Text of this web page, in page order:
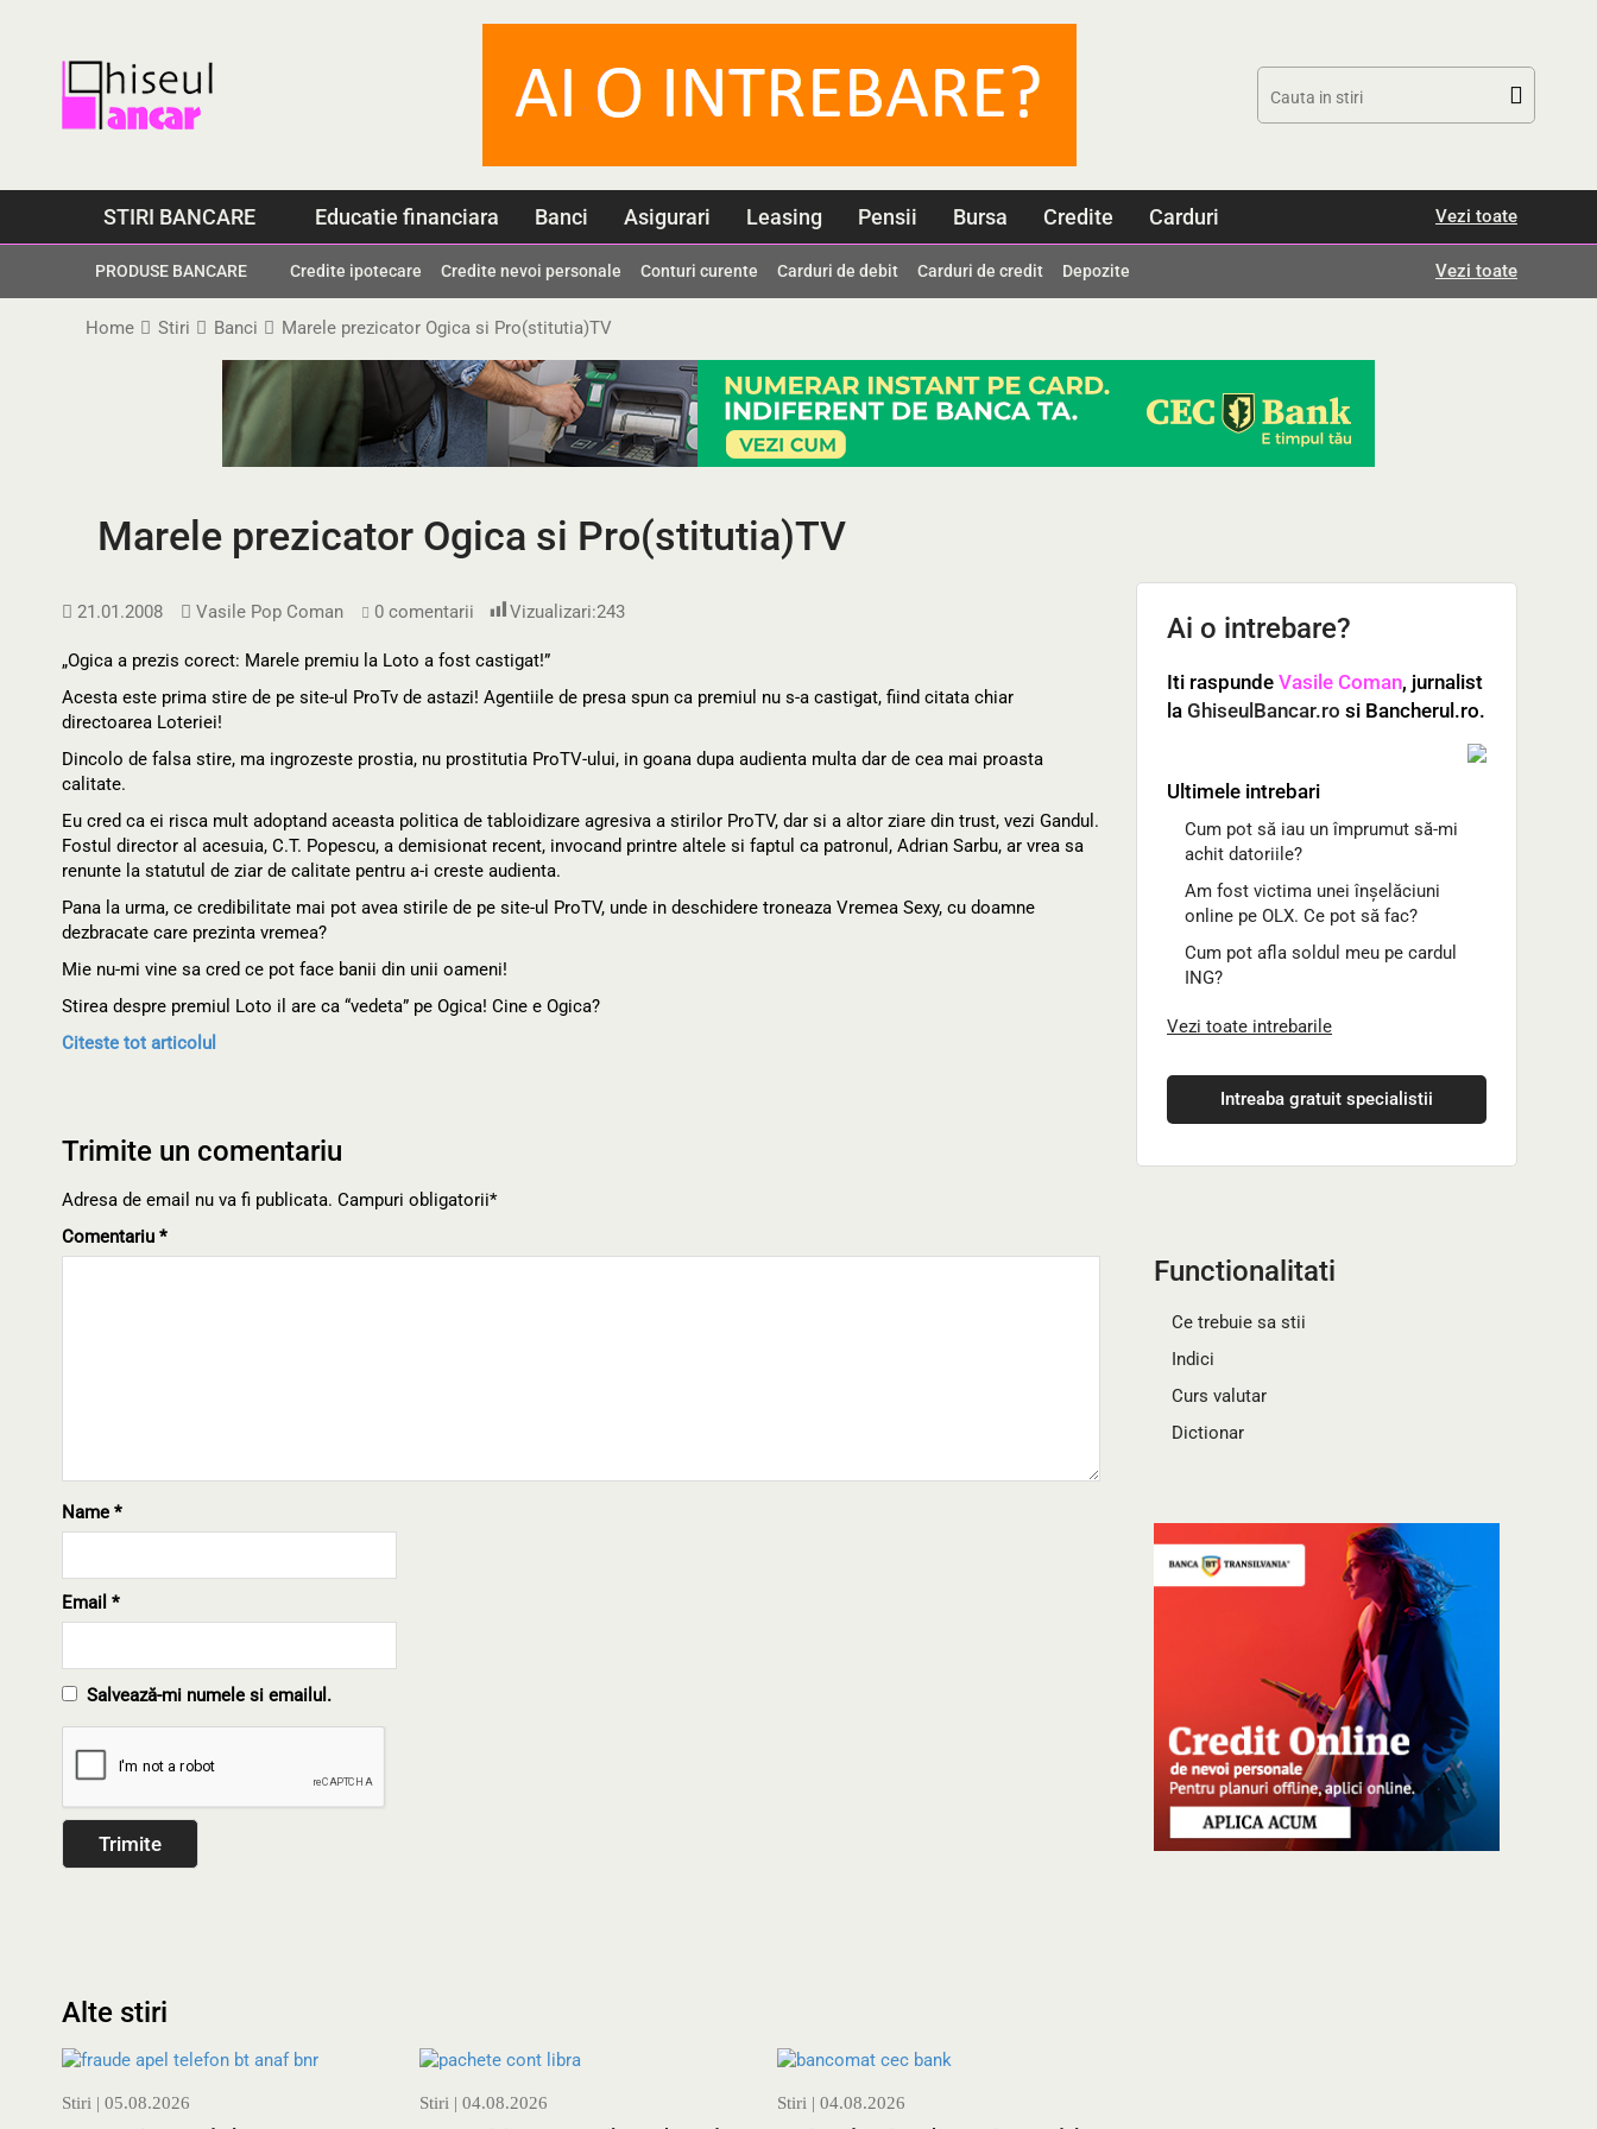
STIRI BANCARE Educatie financiara Banci Asigurari Leasing Pensii Bursa Credite Carduri Vezi toate
PRODUSE BANCARE Credite ipotecare Credite nevoi personale Conturi curente Carduri de debit Carduri de credit Depozite Vezi toate
Home Stiri Banci Marele prezicator Ogica si Pro(stitutia)TV
Marele prezicator Ogica si Pro(stitutia)TV
21.01.2008 Vasile Pop Coman 0 comentarii Vizualizari:243
„Ogica a prezis corect: Marele premiu la Loto a fost castigat!”
Acesta este prima stire de pe site-ul ProTv de astazi! Agentiile de presa spun ca premiul nu s-a castigat, fiind citata chiar
directoarea Loteriei!
Dincolo de falsa stire, ma ingrozeste prostia, nu prostitutia ProTV-ului, in goana dupa audienta multa dar de cea mai proasta
calitate.
Eu cred ca ei risca mult adoptand aceasta politica de tabloidizare agresiva a stirilor ProTV, dar si a altor ziare din trust, vezi Gandul.
Fostul director al acesuia, C.T. Popescu, a demisionat recent, invocand printre altele si faptul ca patronul, Adrian Sarbu, ar vrea sa
renunte la statutul de ziar de calitate pentru a-i creste audienta.
Pana la urma, ce credibilitate mai pot avea stirile de pe site-ul ProTV, unde in deschidere troneaza Vremea Sexy, cu doamne
dezbracate care prezinta vremea?
Mie nu-mi vine sa cred ce pot face banii din unii oameni!
Stirea despre premiul Loto il are ca “vedeta” pe Ogica! Cine e Ogica?
Citeste tot articolul
Trimite un comentariu
Adresa de email nu va fi publicata. Campuri obligatorii*
Comentariu *
Name *
Email *
Salvează-mi numele si emailul.
Alte stiri
Stiri | 05.08.2026 Stiri | 04.08.2026 Stiri | 04.08.2026
Ai o intrebare?
Iti raspunde Vasile Coman, jurnalist
la GhiseulBancar.ro si Bancherul.ro.
Ultimele intrebari
Cum pot să iau un împrumut să-mi
achit datoriile?
Am fost victima unei înșelăciuni
online pe OLX. Ce pot să fac?
Cum pot afla soldul meu pe cardul
ING?
Vezi toate intrebarile
Intreaba gratuit specialistii
Functionalitati
Ce trebuie sa stii
Indici
Curs valutar
Dictionar